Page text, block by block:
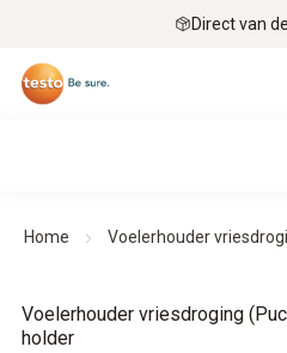
Direct van
Home Voelerhouder
Voelerhouder vriesdroging
holder